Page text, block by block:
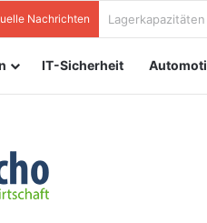
Nachrichten
IT-Sicherheit